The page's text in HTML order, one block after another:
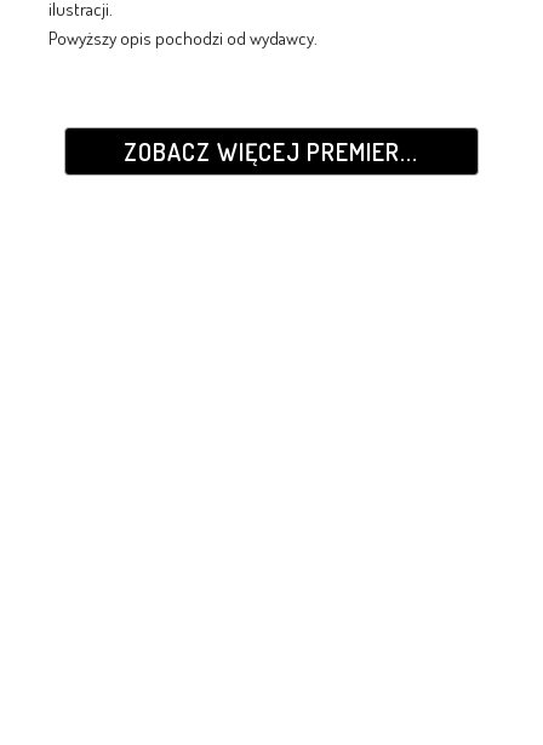
ilustracji.
Powyższy opis pochodzi od wydawcy.
ZOBACZ WIĘCEJ PREMIER...